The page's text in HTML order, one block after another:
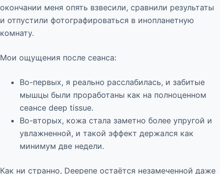
окончании меня опять взвесили, сравнили результаты
и отпустили фотографироваться в инопланетную
комнату.
Мои ощущения после сеанса:
Во-первых, я реально расслабилась, и забитые
мышцы были проработаны как на полноценном
сеансе deep tissue.
Во-вторых, кожа стала заметно более упругой и
увлажненной, и такой эффект держался как
минимум две недели.
Как ни странно, Deepene остаётся незамеченной даже